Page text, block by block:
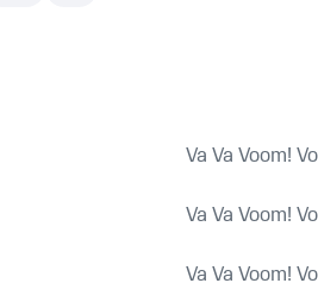
Va Va Voom!
Va Va Voom!
Va Va Voom!